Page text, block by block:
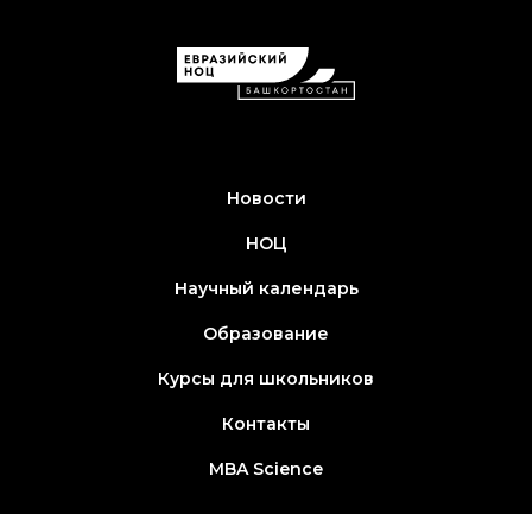
Новости
НОЦ
Научный календарь
Образование
Курсы для школьников
Контакты
MBA Science